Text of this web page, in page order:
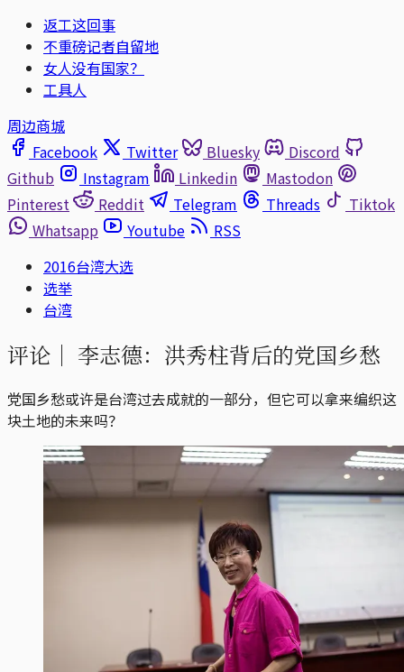
返工这回事
不重磅记者自留地
女人没有国家？
工具人
周边商城
Facebook
Twitter Bluesky
Discord
Github
Instagram Linkedin
Mastodon
Pinterest
Reddit Telegram Threads
Tiktok
Whatsapp
Youtube
RSS
2016台湾大选
选举
台湾
评论｜ 李志德：洪秀柱背后的党国乡愁
党国乡愁或许是台湾过去成就的一部分，但它可以拿来编织这
块土地的未来吗？